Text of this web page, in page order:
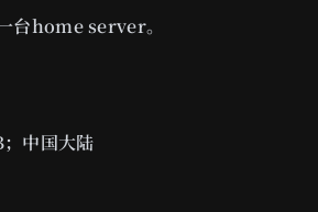
台home server。
中国大陆